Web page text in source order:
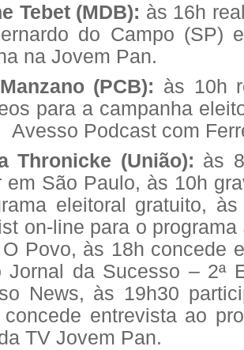
Tebet (MDB): às 16h
do Campo (SP)
na Jovem Pan.
(PCB): às 10h
para a campanha
Avesso Podcast com
Thronicke (União): às
em São Paulo, às 10h
eleitoral gratuito,
on-line para o
Povo, às 18h concede
Jornal da Sucesso – 2ª
News, às 19h30
concede entrevista ao
TV Jovem Pan.